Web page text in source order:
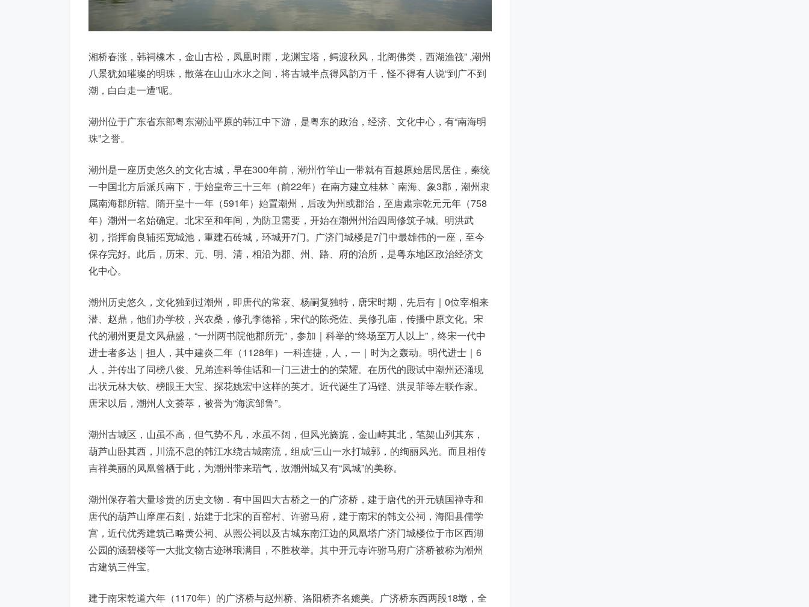
湘桥春涨，韩祠橡木，金山古松，凤凰时雨，龙渊宝塔，鳄渡秋风，北阁佛类，西湖渔筏” ,潮州
八景犹如璀璨的明珠，散落在山山水水之间，将古城半点得风韵万千，怪不得有人说“到广不到
潮，白白走一遭”呢。
潮州位于广东省东部粤东潮汕平原的韩江中下游，是粤东的政治，经济、文化中心，有“南海明
珠”之誉。
潮州是一座历史悠久的文化古城，早在300年前，潮州竹竿山一带就有百越原始居民居住，秦统
一中国北方后派兵南下，于始皇帝三十三年（前22年）在南方建立桂林｀南海、象3郡，潮州隶
属南海郡所辖。隋开皇十一年（591年）始置潮州，后改为州或郡治，至唐肃宗乾元元年（758
年）潮州一名始确定。北宋至和年间，为防卫需要，开始在潮州州治四周修筑子城。明洪武
初，指挥俞良辅拓宽城池，重建石砖城，环城开7门。广济门城楼是7门中最雄伟的一座，至今
保存完好。此后，历宋、元、明、清，相沿为郡、州、路、府的治所，是粤东地区政治经济文
化中心。
潮州历史悠久，文化独到过潮州，即唐代的常衮、杨嗣复独特，唐宋时期，先后有｜0位宰相来
潜、赵鼎，他们办学校，兴农桑，修孔李德裕，宋代的陈尧佐、吴修孔庙，传播中原文化。宋
代的潮州更是文风鼎盛，“一州两书院他郡所无”，参加｜科举的“终场至万人以上”，终宋一代中
进士者多达｜担人，其中建炎二年（1128年）一科连捷，人，一｜时为之轰动。明代进士｜6
人，并传出了同榜八俊、兄弟连科等佳话和一门三进士的的荣耀。在历代的殿试中潮州还涌现
出状元林大钦、榜眼王大宝、探花姚宏中这样的英才。近代诞生了冯铿、洪灵菲等左联作家。
唐宋以后，潮州人文荟萃，被誉为“海滨邹鲁”。
潮州古城区，山虽不高，但气势不凡，水虽不阔，但风光旖旎，金山峙其北，笔架山列其东，
葫芦山卧其西，川流不息的韩江水绕古城南流，组成“三山一水打城郭，的绚丽风光。而且相传
吉祥美丽的凤凰曾栖于此，为潮州带来瑞气，故潮州城又有“凤城”的美称。
潮州保存着大量珍贵的历史文物．有中国四大古桥之一的广济桥，建于唐代的开元镇国禅寺和
唐代的葫芦山摩崖石刻，始建于北宋的百窑村、许驸马府，建于南宋的韩文公祠，海阳县儒学
宫，近代优秀建筑己略黄公祠、从熙公祠以及古城东南江边的凤凰塔广济门城楼位于市区西湖
公园的涵碧楼等一大批文物古迹琳琅满目，不胜枚举。其中开元寺许驸马府广济桥被称为潮州
古建筑三件宝。
建于南宋乾道六年（1170年）的广济桥与赵州桥、洛阳桥齐名媲美。广济桥东西两段18墩，全